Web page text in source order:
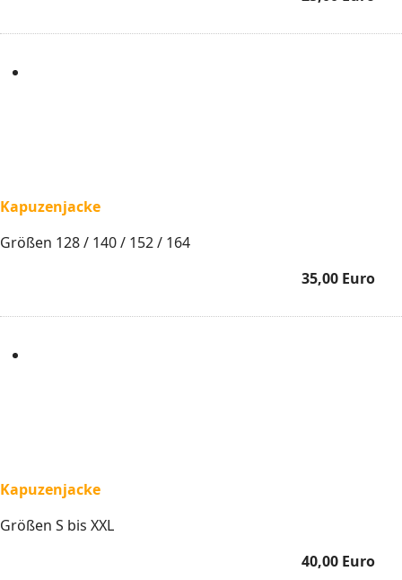
Kapuzenjacke
Größen 128 / 140 / 152 / 164
35,00 Euro
Kapuzenjacke
Größen S bis XXL
40,00 Euro